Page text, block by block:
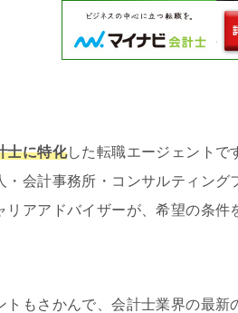
士に特化した転職エージェントで
・会計事務所・コンサルティン
リアアドバイザーが、希望の条
トもさかんで、会計士業界の最